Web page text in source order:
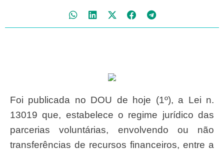
Foi publicada no DOU de hoje (1º), a Lei n.
13019 que, estabelece o regime jurídico das
parcerias voluntárias, envolvendo ou não
transferências de recursos financeiros, entre a